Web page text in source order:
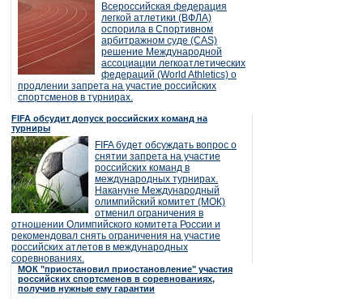
Всероссийская федерация
легкой атлетики (ВФЛА)
оспорила в Спортивном
арбитражном суде (CAS)
решение Международной
ассоциации легкоатлетических
федераций (World Athletics) о
продлении запрета на участие российских
спортсменов в турнирах.
FIFA обсудит допуск российских команд на
турниры
FIFA будет обсуждать вопрос о
снятии запрета на участие
российских команд в
международных турнирах.
Накануне Международный
олимпийский комитет (МОК)
отменил ограничения в
отношении Олимпийского комитета России и
рекомендовал снять ограничения на участие
российских атлетов в международных
соревнованиях.
МОК "приостановил приостановление" участия
российских спортсменов в соревнованиях,
получив нужные ему гарантии